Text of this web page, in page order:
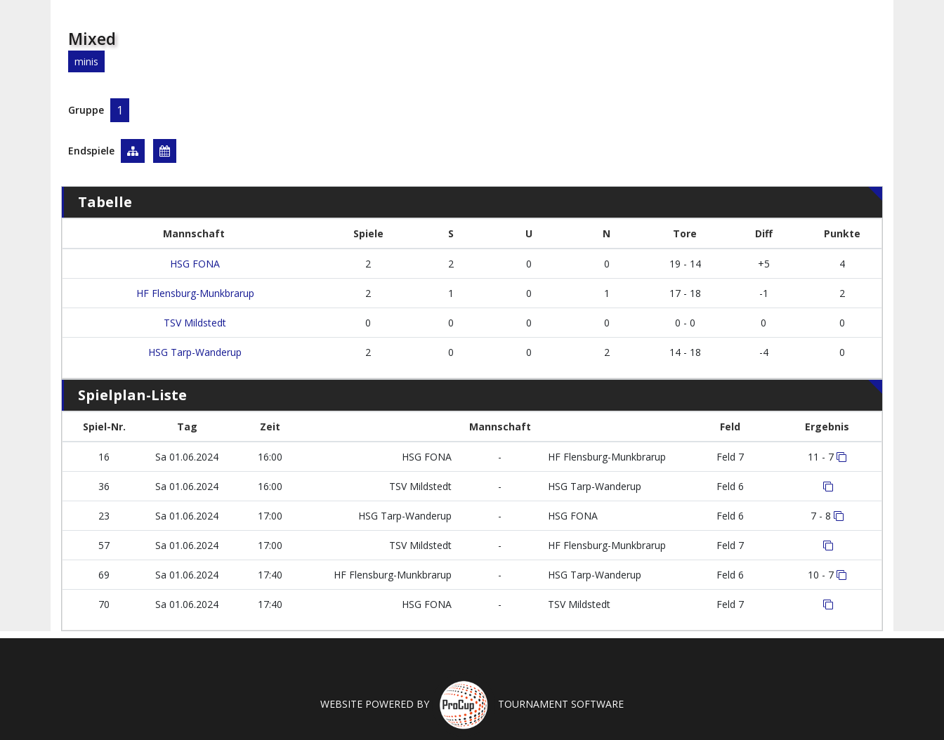
Mixed
minis
Gruppe 1
Endspiele
Tabelle
Mannschaft Spiele S U N Tore Diff Punkte
HSG FONA 2 2 0 0 19 - 14 +5 4
HF Flensburg-Munkbrarup 2 1 0 1 17 - 18 -1 2
TSV Mildstedt 0 0 0 0 0 - 0 0 0
HSG Tarp-Wanderup 2 0 0 2 14 - 18 -4 0
Spielplan-Liste
Spiel-Nr. Tag Zeit Mannschaft Feld Ergebnis
16 Sa 01.06.2024 16:00 HSG FONA - HF Flensburg-Munkbrarup Feld 7 11 - 7
36 Sa 01.06.2024 16:00 TSV Mildstedt - HSG Tarp-Wanderup Feld 6
23 Sa 01.06.2024 17:00 HSG Tarp-Wanderup - HSG FONA Feld 6 7 - 8
57 Sa 01.06.2024 17:00 TSV Mildstedt - HF Flensburg-Munkbrarup Feld 7
69 Sa 01.06.2024 17:40 HF Flensburg-Munkbrarup - HSG Tarp-Wanderup Feld 6 10 - 7
70 Sa 01.06.2024 17:40 HSG FONA - TSV Mildstedt Feld 7
WEBSITE POWERED BY TOURNAMENT SOFTWARE